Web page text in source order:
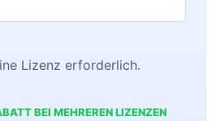
Lizenz erforderlich.
BEI MEHREREN LIZENZEN